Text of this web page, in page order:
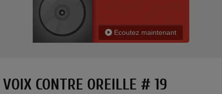
Ecoutez maintenant
VOIX CONTRE OREILLE # 19